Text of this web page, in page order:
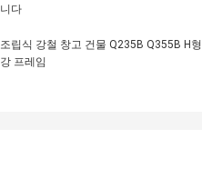
니다
조립식 강철 창고 건물 Q235B Q355B H형
강 프레임